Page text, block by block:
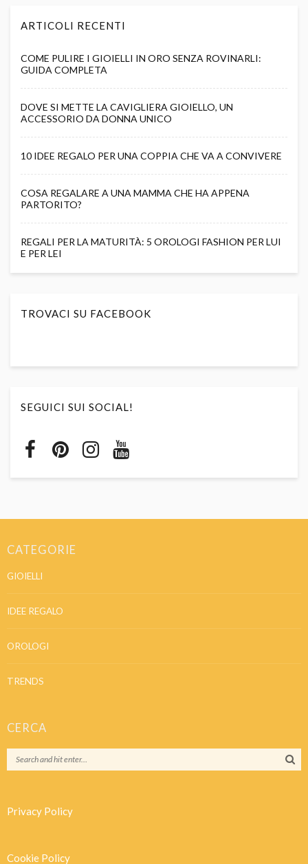
ARTICOLI RECENTI
COME PULIRE I GIOIELLI IN ORO SENZA ROVINARLI:
GUIDA COMPLETA
DOVE SI METTE LA CAVIGLIERA GIOIELLO, UN
ACCESSORIO DA DONNA UNICO
10 IDEE REGALO PER UNA COPPIA CHE VA A CONVIVERE
COSA REGALARE A UNA MAMMA CHE HA APPENA
PARTORITO?
REGALI PER LA MATURITÀ: 5 OROLOGI FASHION PER LUI
E PER LEI
TROVACI SU FACEBOOK
SEGUICI SUI SOCIAL!
CATEGORIE
GIOIELLI
IDEE REGALO
OROLOGI
TRENDS
CERCA
Privacy Policy
Cookie Policy